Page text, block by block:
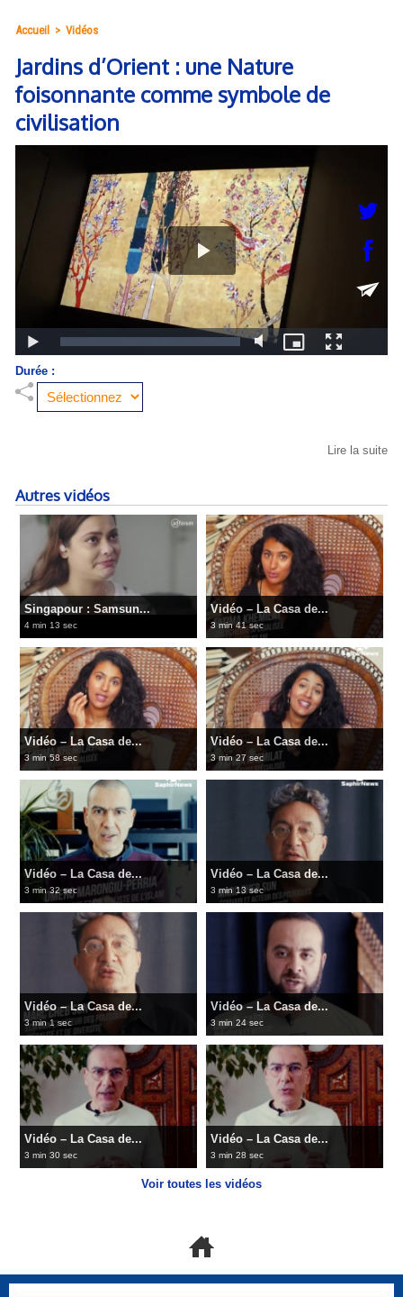
Accueil > Vidéos
Jardins d’Orient : une Nature
foisonnante comme symbole de
civilisation
Durée :
Lire la suite
Autres vidéos
Singapour : Samsun...
4 min 13 sec
Vidéo – La Casa de...
3 min 41 sec
Vidéo – La Casa de...
3 min 58 sec
Vidéo – La Casa de...
3 min 27 sec
Vidéo – La Casa de...
3 min 32 sec
Vidéo – La Casa de...
3 min 13 sec
Vidéo – La Casa de...
3 min 1 sec
Vidéo – La Casa de...
3 min 24 sec
Vidéo – La Casa de...
3 min 30 sec
Vidéo – La Casa de...
3 min 28 sec
Voir toutes les vidéos